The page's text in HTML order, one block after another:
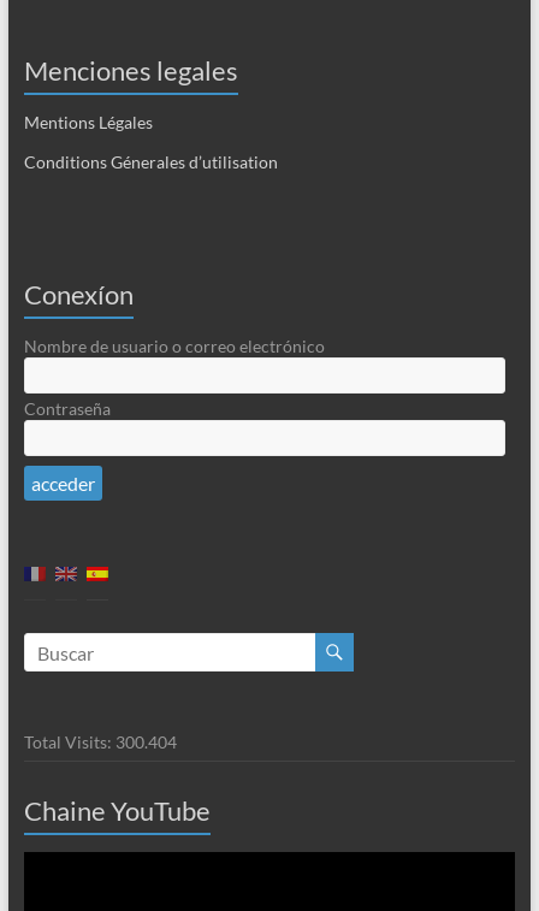
Menciones legales
Mentions Légales
Conditions Génerales d’utilisation
Conexíon
Nombre de usuario o correo electrónico
Contraseña
Total Visits: 300.404
Chaine YouTube